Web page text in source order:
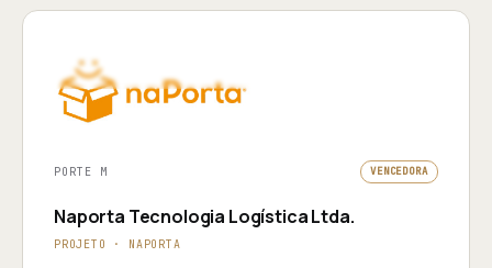
PORTE M VENCEDORA
Naporta Tecnologia Logística Ltda.
PROJETO · NAPORTA